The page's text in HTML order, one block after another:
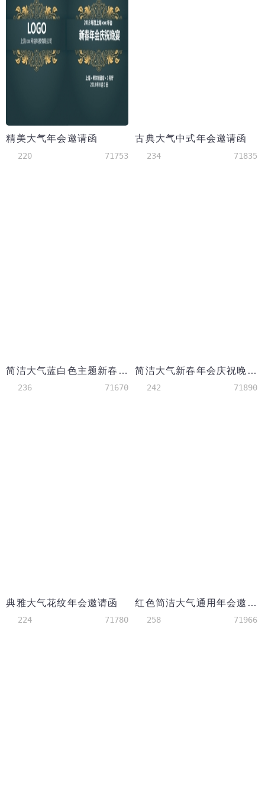
精美大气年会邀请函
220 71753
古典大气中式年会邀请函
234 71835
简洁大气蓝白色主题新春年会邀请函
236 71670
简洁大气新春年会庆祝晚宴
242 71890
典雅大气花纹年会邀请函
224 71780
红色简洁大气通用年会邀请函
258 71966